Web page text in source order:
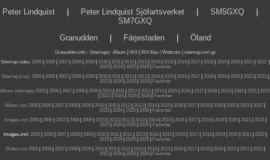
Peter Lindquist
Peter Lindquist Sjöfartsverket SM5GXQ
SM7GXQ
Granudden| Färjestaden| Öland
Granudden.info- Sitemaps: Album WX WX files | Webcam |
sitemap.xml.gz
Sitemap index: 2005| 2006| 2007| 2008| 2009| 2010| 2011| 2012| 2013| 2014| 2015| 2016| 2017| 2018| 2019| 2020| 2021| 2022|
2023| 2024| 2025| 2026|
Favoriter
Sitemap (rss): 2005 2006 2007 2008 2009 2010 2011 2012 2013 2014 2015 2016 2017 2018 2019 2020 2021 2022
2023| 2024| 2025| 2026|
Favoriter
Album sitemaps: 2005 2006 2007 2008 2009 2010 2011 2012 2013 2014 2015 2016 2017 2018 2019 2020 2021
2022
2023| 2024| 2025| 2026|
Favoriter
Album.rss: 2005 2006 2007 2008 2009 2010 2011 2012 2013 2014 2015 2016 2017 2018 2019 2020 2021 2022
2023| 2024| 2025| 2026|
Favoriter
Images.rss: 2005| 2006| 2007| 2008| 2009| 2010| 2011| 2012| 2013| 2014| 2015| 2016| 2017| 2018| 2019| 2020| 2021| 2022|
2023| 2024| 2025| 2026|
Favoriter
Images.xml: 2005| 2006| 2007| 2008| 2009| 2010| 2011| 2012| 2013| 2014| 2015| 2016| 2017| 2018| 2019| 2020| 2021| 2022|
2023| 2024| 2025| 2026|
Favoriter
Slides.rss: 2005| 2006| 2007| 2008| 2009| 2010| 2011| 2012| 2013| 2014| 2015| 2016| 2017| 2018| 2019| 2020| 2021| 2022|
2023| 2024| 2025| 2026|
Favoriter